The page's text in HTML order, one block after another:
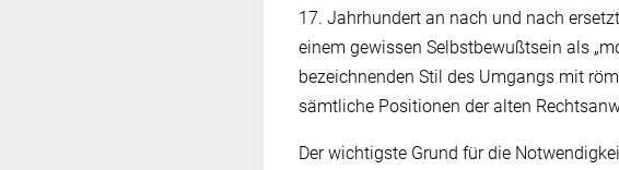
17. Jahrhundert an nach und nach
einem gewissen Selbstbewußtsein als
bezeichnenden Stil des Umgangs mit
sämtliche Positionen der alten
Der wichtigste Grund für die